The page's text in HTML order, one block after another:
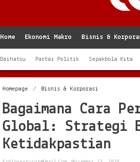
Home Ekonomi Makro Bisnis &
Daihatsu Partai Politik Sepakbola Kita
Homepage / Bisnis & Korporasi
Perusahaan
Menghadapi
Resesi
Global:
Strategi
Bertahan
di
Bagaimana Cara
Global: Strategi
Ketidakpastian